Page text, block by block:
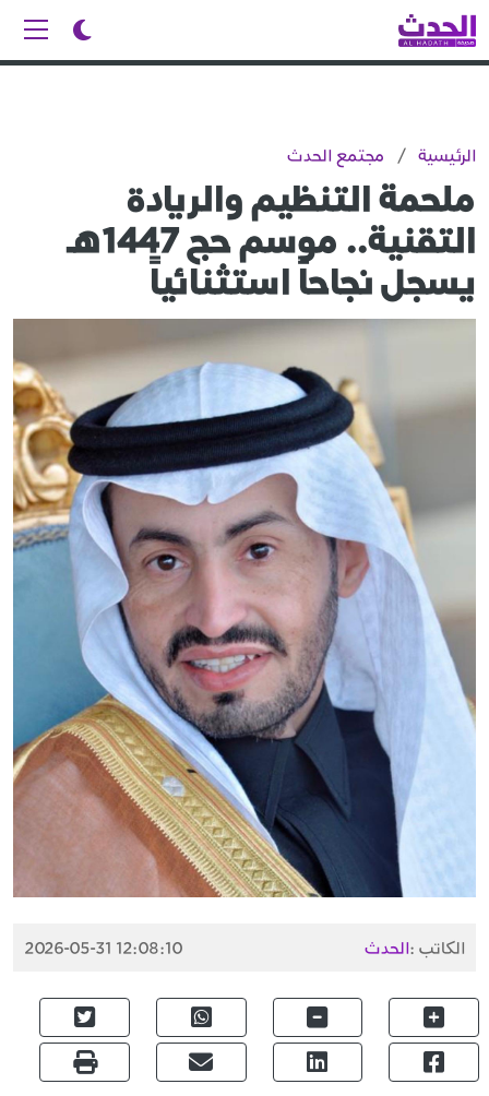
الرئيسية / مجتمع الحدث
ملحمة التنظيم والريادة
التقنية.. موسم حج 1447هـ
يسجل نجاحاً استثنائياً
الكاتب :الحدث 2026-05-31 12:08:10